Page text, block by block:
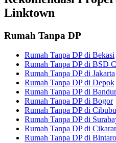
Linktown
Rumah Tanpa DP
Rumah Tanpa DP di Bekasi
Rumah Tanpa DP di BSD
Rumah Tanpa DP di Jakarta
Rumah Tanpa DP di Depok
Rumah Tanpa DP di
Rumah Tanpa DP di Bogor
Rumah Tanpa DP di
Rumah Tanpa DP di
Rumah Tanpa DP di
Rumah Tanpa DP di Bintaro